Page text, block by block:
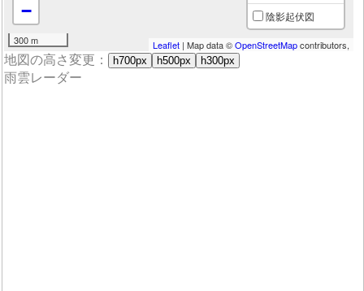
−
300 m
陰影起伏図
Leaflet | Map data ©OpenStreetMapcontributors,
地図の高さ変更： h700px h500px h300px
雨雲レーダー